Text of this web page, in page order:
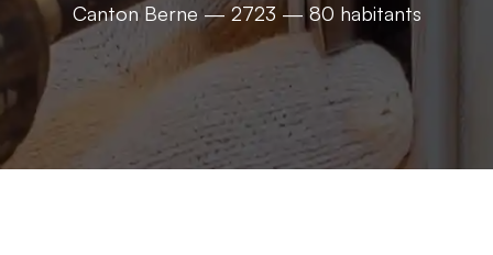
Canton Berne — 2723 — 80 habitants